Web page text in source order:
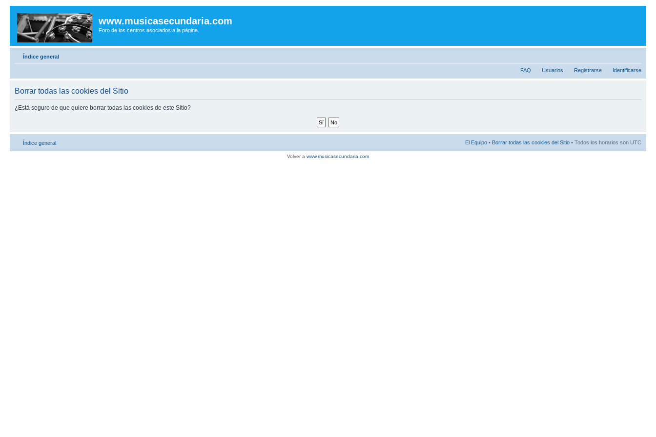
www.musicasecundaria.com
Foro de los centros asociados a la página.
Índice general
FAQ Usuarios Registrarse Identificarse
Borrar todas las cookies del Sitio
¿Está seguro de que quiere borrar todas las cookies de este Sitio?
Índice general El Equipo • Borrar todas las cookies del Sitio • Todos los horarios son UTC
Volver a www.musicasecundaria.com